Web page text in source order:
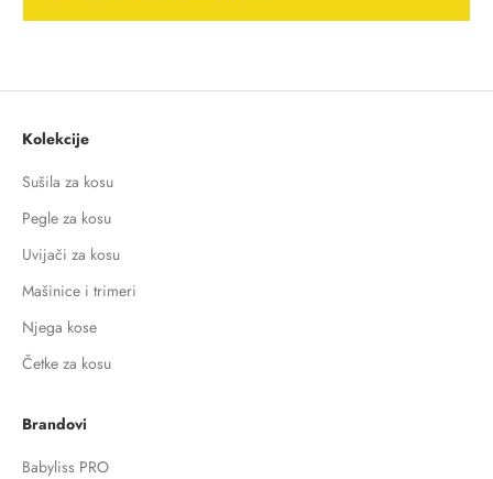
Kolekcije
Sušila za kosu
Pegle za kosu
Uvijači za kosu
Mašinice i trimeri
Njega kose
Četke za kosu
Brandovi
Babyliss PRO